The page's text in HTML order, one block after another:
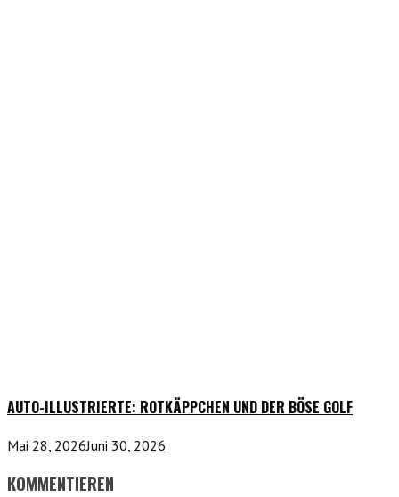
AUTO-ILLUSTRIERTE: ROTKÄPPCHEN UND DER BÖSE GOLF
Mai 28, 2026Juni 30, 2026
KOMMENTIEREN